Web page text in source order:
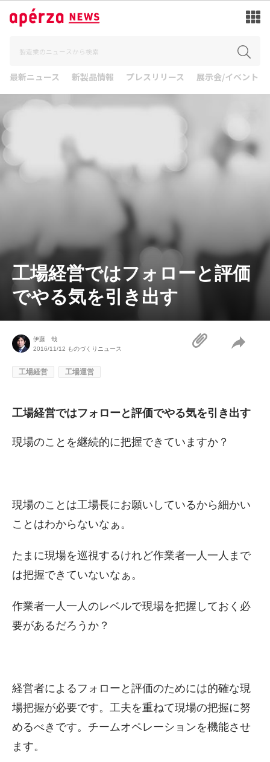
最新ニュース 新製品情報 プレスリリース 展示会/イベント
工場経営ではフォローと評価
でやる気を引き出す
伊藤 哉
2016/11/12 ものづくりニュース
工場経営 工場運営
工場経営ではフォローと評価でやる気を引き出す
現場のことを継続的に把握できていますか？
現場のことは工場長にお願いしているから細かい
ことはわからないなぁ。
たまに現場を巡視するけれど作業者一人一人まで
は把握できていないなぁ。
作業者一人一人のレベルで現場を把握しておく必
要があるだろうか？
経営者によるフォローと評価のためには的確な現
場把握が必要です。工夫を重ねて現場の把握に努
めるべきです。チームオペレーションを機能させ
ます。